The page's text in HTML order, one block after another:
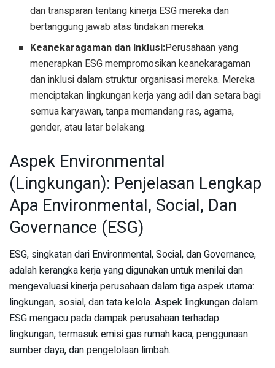
dan transparan tentang kinerja ESG mereka dan
bertanggung jawab atas tindakan mereka.
Keanekaragaman dan Inklusi:Perusahaan yang
menerapkan ESG mempromosikan keanekaragaman
dan inklusi dalam struktur organisasi mereka. Mereka
menciptakan lingkungan kerja yang adil dan setara bagi
semua karyawan, tanpa memandang ras, agama,
gender, atau latar belakang.
Aspek Environmental
(Lingkungan): Penjelasan Lengkap
Apa Environmental, Social, Dan
Governance (ESG)
ESG, singkatan dari Environmental, Social, dan Governance,
adalah kerangka kerja yang digunakan untuk menilai dan
mengevaluasi kinerja perusahaan dalam tiga aspek utama:
lingkungan, sosial, dan tata kelola. Aspek lingkungan dalam
ESG mengacu pada dampak perusahaan terhadap
lingkungan, termasuk emisi gas rumah kaca, penggunaan
sumber daya, dan pengelolaan limbah.